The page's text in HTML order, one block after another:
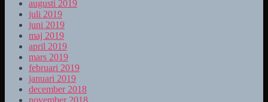
augusti 2019
juli 2019
juni 2019
maj 2019
april 2019
mars 2019
februari 2019
januari 2019
december 2018